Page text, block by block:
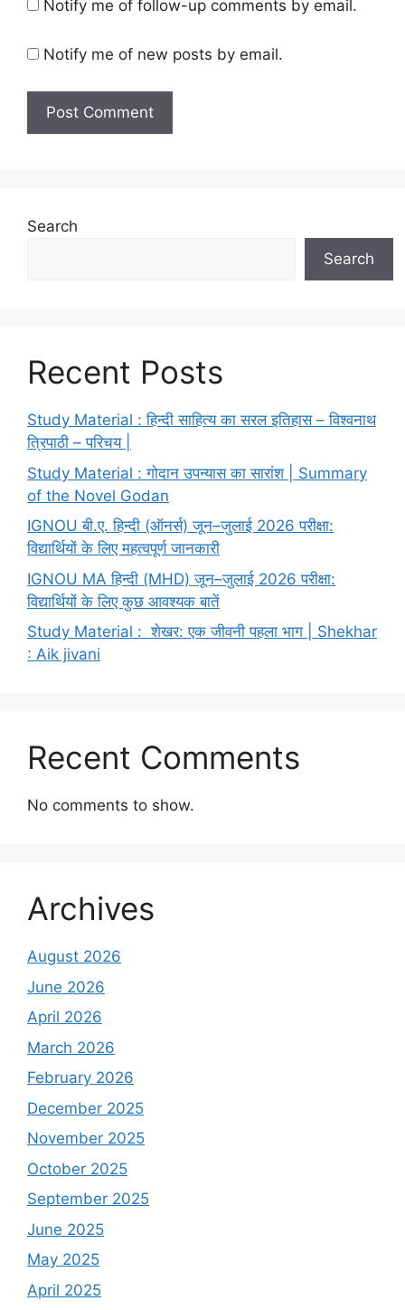
Notify me of follow-up comments by email.
Notify me of new posts by email.
Search
Search
Recent Posts
Study Material : हिन्दी साहित्य का सरल इतिहास – विश्वनाथ
त्रिपाठी – परिचय |
Study Material : गोदान उपन्यास का सारांश | Summary
of the Novel Godan
IGNOU बी.ए. हिन्दी (ऑनर्स) जून–जुलाई 2026 परीक्षा:
विद्यार्थियों के लिए महत्वपूर्ण जानकारी
IGNOU MA हिन्दी (MHD) जून–जुलाई 2026 परीक्षा:
विद्यार्थियों के लिए कुछ आवश्यक बातें
Study Material : शेखर: एक जीवनी पहला भाग | Shekhar
: Aik jivani
Recent Comments
No comments to show.
Archives
August 2026
June 2026
April 2026
March 2026
February 2026
December 2025
November 2025
October 2025
September 2025
June 2025
May 2025
April 2025